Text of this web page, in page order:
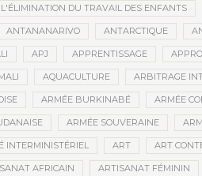
DU TRAVAIL DES ENFANTS
ANTANANARIVO ANTARCTIQUE
APJ APPRENTISSAGE
AQUACULTURE ARBITRAGE
ARMÉE BURKINABÉ ARMÉE
ARMÉE SOUVERAINE
INTERMINISTÉRIEL ART ART
AFRICAIN ARTISANAT FÉMININ